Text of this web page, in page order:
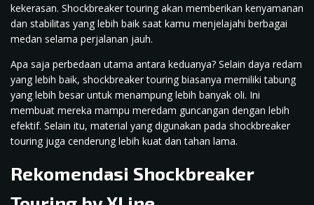
kekerasan. Shockbreaker touring akan memberikan kenyamanan
dan stabilitas yang lebih baik saat kamu menjelajahi berbagai
medan selama perjalanan jauh.
Apa saja perbedaan utama antara keduanya? Selain daya redam
yang lebih baik, shockbreaker touring biasanya memiliki tabung
yang lebih besar untuk menampung lebih banyak oli. Ini
membuat mereka mampu meredam guncangan dengan lebih
efektif. Selain itu, material yang digunakan pada shockbreaker
touring juga cenderung lebih kuat dan tahan lama.
Rekomendasi Shockbreaker